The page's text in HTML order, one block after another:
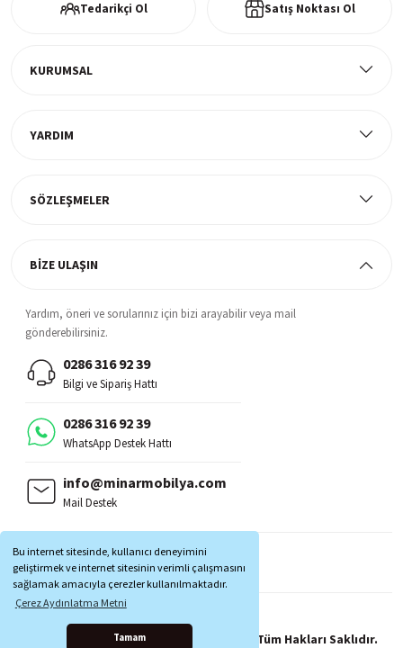
Bu internet sitesinde, kullanıcı deneyimini
geliştirmek ve internet sitesinin verimli çalışmasını
sağlamak amacıyla çerezler kullanılmaktadır.
Çerez Aydınlatma Metni
Tamam
Tedarikçi Ol Satış Noktası Ol
KURUMSAL
YARDIM
SÖZLEŞMELER
BİZE ULAŞIN
Yardım, öneri ve sorularınız için bizi arayabilir veya mail
gönderebilirsiniz.
0286 316 92 39
Bilgi ve Sipariş Hattı
0286 316 92 39
WhatsApp Destek Hattı
info@minarmobilya.com
Mail Destek
MOBİL UYGULAMALAR:
Copyright © 1997 - 2025 Minar Mobilya® Tüm Hakları Saklıdır.